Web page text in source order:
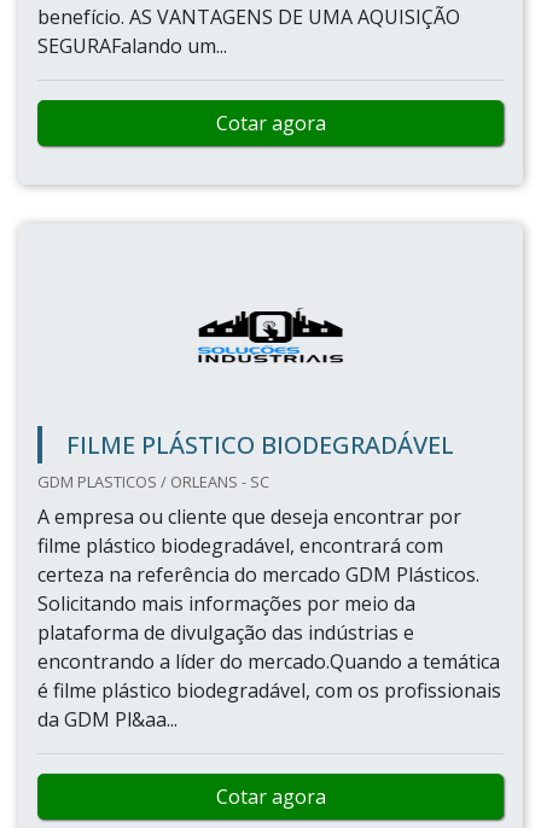
benefício. AS VANTAGENS DE UMA AQUISIÇÃO
SEGURAFalando um...
Cotar agora
FILME PLÁSTICO BIODEGRADÁVEL
GDM PLASTICOS / ORLEANS - SC
A empresa ou cliente que deseja encontrar por
filme plástico biodegradável, encontrará com
certeza na referência do mercado GDM Plásticos.
Solicitando mais informações por meio da
plataforma de divulgação das indústrias e
encontrando a líder do mercado.Quando a temática
é filme plástico biodegradável, com os profissionais
da GDM Pl&aa...
Cotar agora